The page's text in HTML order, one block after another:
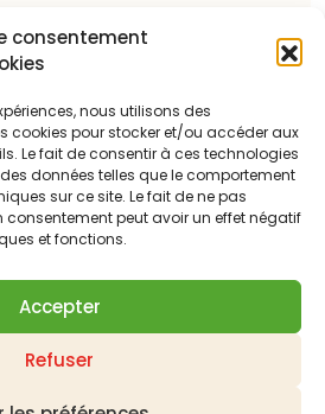
consentement
nous utilisons des
cookies pour stocker et/ou accéder aux
Le fait de consentir à ces technologies
données telles que le comportement
sur ce site. Le fait de ne pas
consentement peut avoir un effet négatif
et fonctions.
Accepter
Refuser
en ligne
Mentions légales